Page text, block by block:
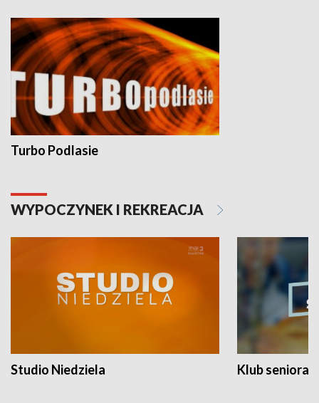
Turbo Podlasie
WYPOCZYNEK I REKREACJA
Studio Niedziela Klub seniora